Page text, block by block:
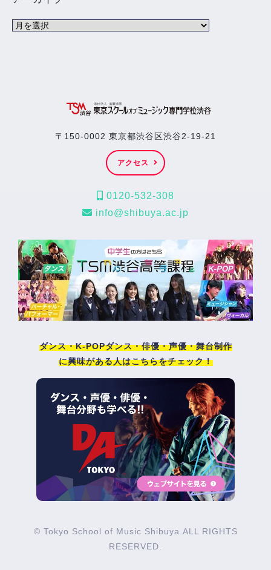
〒150-0002 東京都渋谷区渋谷2-19-21
アクセス
0120-532-308
info@shibuya.ac.jp
ダンス・K-POPダンス・俳優・声優・舞台制作
に興味がある人はこちらをチェック！
© Tokyo School of Music Shibuya.ALL RIGHTS
RESERVED.